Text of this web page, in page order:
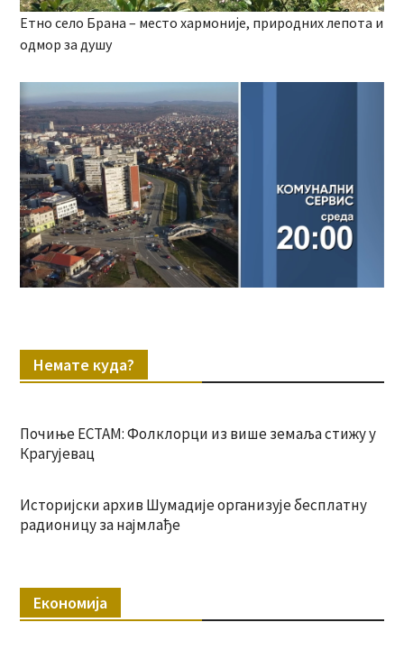
Етно село Брана – место хармоније, природних лепота и
одмор за душу
Немате куда?
Почиње ЕСТАМ: Фолклорци из више земаља стижу у
Крагујевац
Историјски архив Шумадије организује бесплатну
радионицу за најмлађе
Економија